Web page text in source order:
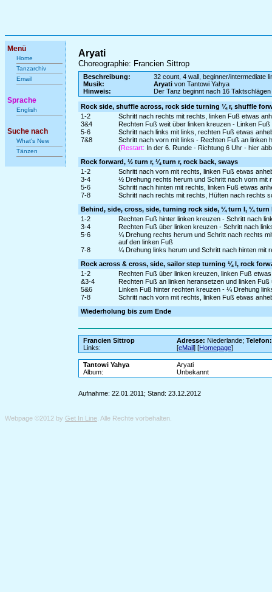
Menü
Home
Tanzarchiv
Email
Sprache
English
Suche nach
What's New
Tänzen
Aryati
Choreographie: Francien Sittrop
Beschreibung:
32 count, 4 wall, beginner/intermediate
Musik:
Aryativon Tantowi Yahya
Hinweis:
Der Tanz beginnt nach 16
Rock side, shuffle across, rock side turning ¼ r, shuffle
1-2
Schritt nach rechts mit rechts, linken Fuß etwas
3&4
Rechten Fuß weit über linken kreuzen - Linken
5-6
Schritt nach links mit links, rechten Fuß etwas
7&8
Schritt nach vorn mit links - Rechten Fuß an linken
(Restart: In der 6. Runde - Richtung 6 Uhr - hier
Rock forward, ½ turn r, ¼ turn r, rock back, sways
1-2
Schritt nach vorn mit rechts, linken Fuß etwas
3-4
½ Drehung rechts herum und Schritt nach vorn
5-6
Schritt nach hinten mit rechts, linken Fuß etwas
7-8
Schritt nach rechts mit rechts, Hüften nach rechts
Behind, side, cross, side, turning rock side, ¼ turn l, ¼ turn
1-2
Rechten Fuß hinter linken kreuzen - Schritt nach
3-4
Rechten Fuß über linken kreuzen - Schritt nach
5-6
¼ Drehung rechts herum und Schritt nach rechts
auf den linken Fuß
7-8
¼ Drehung links herum und Schritt nach hinten mit
Rock across & cross, side, sailor step turning ¼ l, rock
1-2
Rechten Fuß über linken kreuzen, linken Fuß
&3-4
Rechten Fuß an linken heransetzen und linken
5&6
Linken Fuß hinter rechten kreuzen - ¼ Drehung
7-8
Schritt nach vorn mit rechts, linken Fuß etwas
Wiederholung bis zum Ende
Francien Sittrop Adresse: Niederlande;Telefon:
Links:
[eMail] [Homepage]
Tantowi Yahya
Aryati
Album:
Unbekannt
Aufnahme: 22.01.2011; Stand: 23.12.2012
Webpage ©2012 by Get In Line . Alle Rechte vorbehalten.